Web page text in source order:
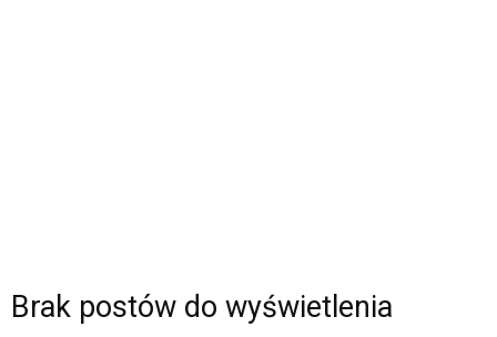
Brak postów do wyświetlenia